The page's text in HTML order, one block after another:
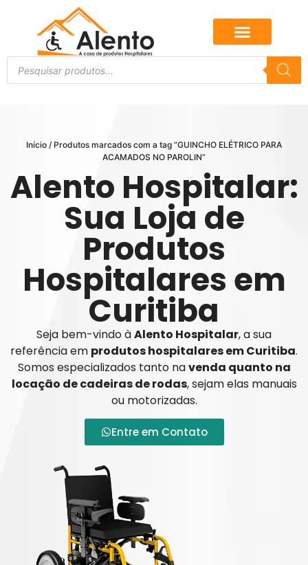
Início / Produtos marcados com a tag “GUINCHO ELÉTRICO PARA
ACAMADOS NO PAROLIN”
Alento Hospitalar:
Sua Loja de
Produtos
Hospitalares em
Curitiba
Seja bem-vindo àAlento Hospitalar, a sua
referência em produtos hospitalares em Curitiba.
Somos especializados tanto navenda quanto na
locação de cadeiras de rodas, sejam elas manuais
ou motorizadas.
Entre em Contato